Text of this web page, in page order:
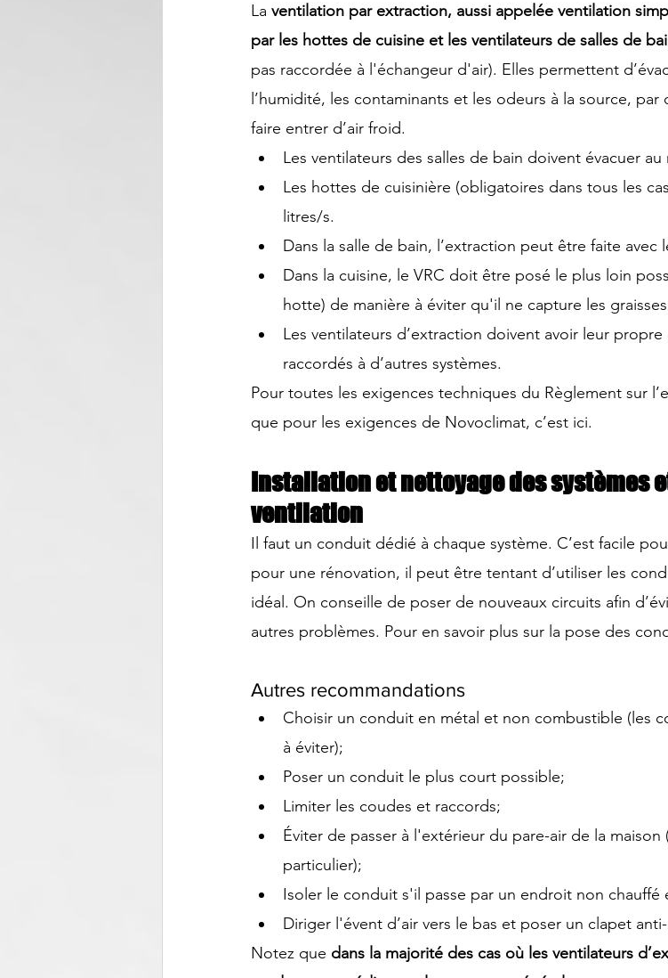
La ventilation par extraction, aussi appelée ventilation
par les hottes de cuisine et les ventilateurs de salles de
pas raccordée à l'échangeur d'air). Elles permettent
l’humidité, les contaminants et les odeurs à la source, par
faire entrer d’air froid.
Les ventilateurs des salles de bain doivent évacuer au
Les hottes de cuisinière (obligatoires dans tous les
litres/s.
Dans la salle de bain, l’extraction peut être faite avec
Dans la cuisine, le VRC doit être posé le plus loin
hotte) de manière à éviter qu'il ne capture les
Les ventilateurs d’extraction doivent avoir leur
raccordés à d’autres systèmes.
Pour toutes les exigences techniques du Règlement sur
que pour les exigences de Novoclimat, c’est ici.
Installation et nettoyage des systèmes
ventilation
Il faut un conduit dédié à chaque système. C’est facile
pour une rénovation, il peut être tentant d’utiliser les
idéal. On conseille de poser de nouveaux circuits afin
autres problèmes. Pour en savoir plus sur la pose des
Autres recommandations
Choisir un conduit en métal et non combustible (les
à éviter);
Poser un conduit le plus court possible;
Limiter les coudes et raccords;
Éviter de passer à l'extérieur du pare-air de la
particulier);
Isoler le conduit s'il passe par un endroit non chauffé
Diriger l'évent d’air vers le bas et poser un clapet
Notez que dans la majorité des cas où les ventilateurs